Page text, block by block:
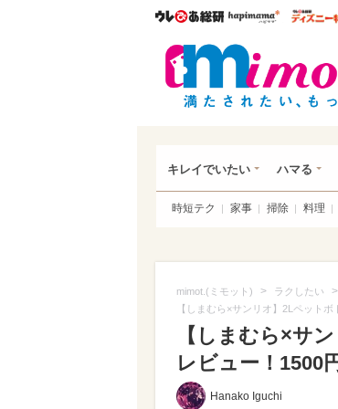
ウレぴあ総研ハピマ
キレイでいたい ハマる
時短テク 家事 掃除 料理
mimot.(ミモット) > ラクしたい >
【しまむら×サンリオ】2Lペット
【しまむら×サ
レビュー！1500
Hanako Iguchi